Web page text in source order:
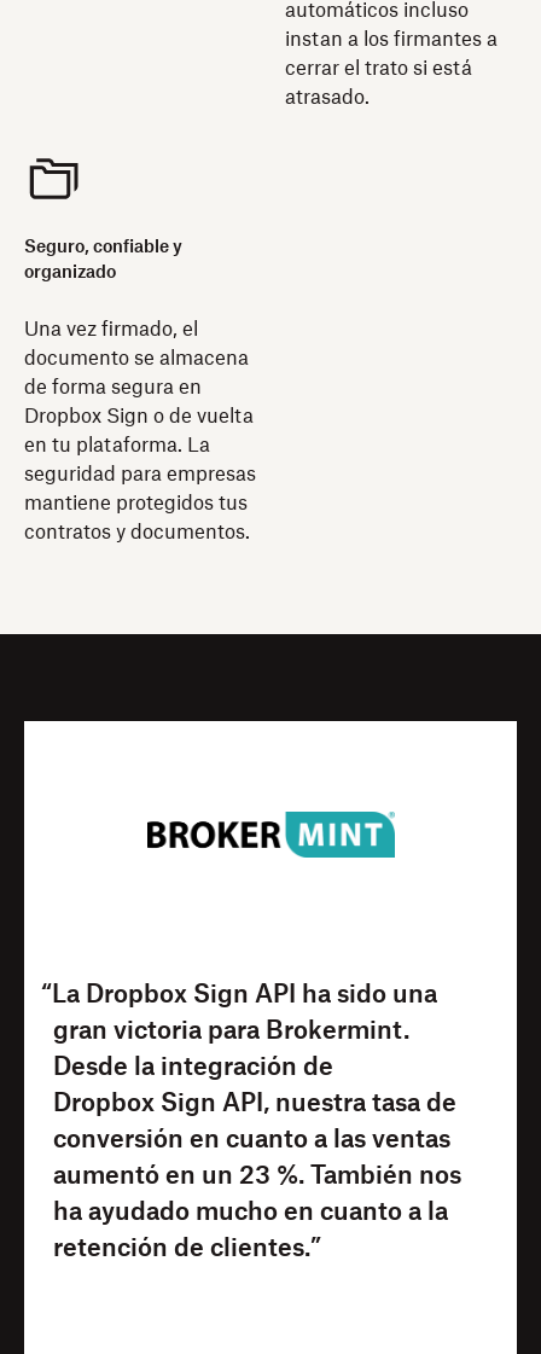
automáticos incluso
instan a los firmantes a
cerrar el trato si está
atrasado.
Seguro, confiable y
organizado
Una vez firmado, el
documento se almacena
de forma segura en
Dropbox Sign o de vuelta
en tu plataforma. La
seguridad para empresas
mantiene protegidos tus
contratos y documentos.
“La Dropbox Sign API ha sido una
gran victoria para Brokermint.
Desde la integración de
Dropbox Sign API, nuestra tasa de
conversión en cuanto a las ventas
aumentó en un 23 %. También nos
ha ayudado mucho en cuanto a la
retención de clientes.”